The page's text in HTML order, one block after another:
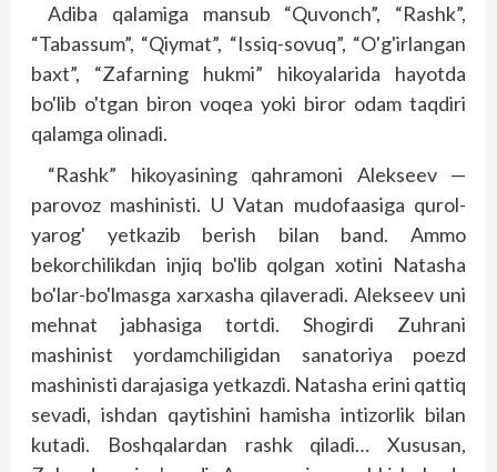
Adiba qalamiga mansub “Quvonch”, “Rashk”,
“Tabassum”, “Qiymat”, “Issiq-sovuq”, “O'g'irlangan
baxt”, “Zafarning hukmi” hikoyalarida hayotda
bo'lib o'tgan biron voqea yoki biror odam taqdiri
qalamga olinadi.
“Rashk” hikoyasining qahramoni Alekseev —
parovoz mashinisti. U Vatan mudofaasiga qurol-
yarog' yetkazib berish bilan band. Ammo
bekorchilikdan injiq bo'lib qolgan xotini Natasha
bo'lar-bo'lmasga xarxasha qilaveradi. Alekseev uni
mehnat jabhasiga tortdi. Shogirdi Zuhrani
mashinist yordamchiligidan sanatoriya poezd
mashinisti darajasiga yetkazdi. Natasha erini qattiq
sevadi, ishdan qaytishini hamisha intizorlik bilan
kutadi. Boshqalardan rashk qiladi… Xususan,